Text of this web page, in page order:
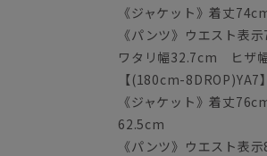
《ジャケット》着丈
《パンツ》ウエスト
ワタリ幅32.7cm ヒザ
【(180cm-8DROP)YA7】
《ジャケット》着丈
62.5cm
《パンツ》ウエスト